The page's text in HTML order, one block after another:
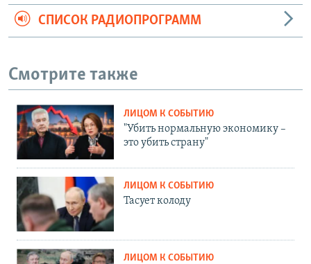
СПИСОК РАДИОПРОГРАММ
Смотрите также
ЛИЦОМ К СОБЫТИЮ
"Убить нормальную экономику –
это убить страну"
ЛИЦОМ К СОБЫТИЮ
Тасует колоду
ЛИЦОМ К СОБЫТИЮ